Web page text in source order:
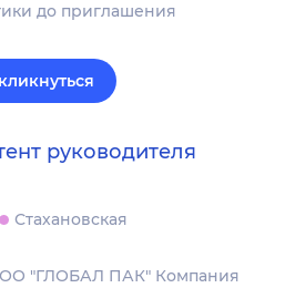
до приглашения
руководителя
Стахановская
"ГЛОБАЛ ПАК" Компания